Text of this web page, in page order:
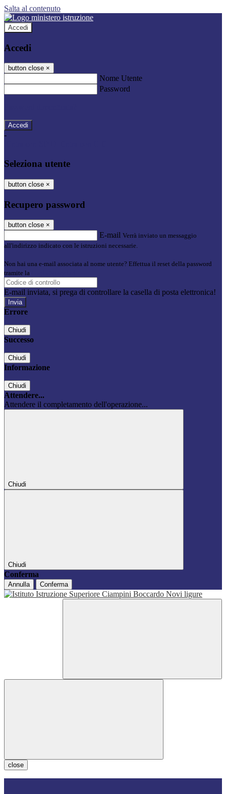
Salta al contenuto
Accedi
Accedi
button close ×
Nome Utente
Password
-
Seleziona utente
button close ×
Recupero password
button close ×
E-mail Verrà inviato un messaggio
all'indirizzo indicato con le istruzioni necessarie.
Non hai una e-mail associata al nome utente? Effettua il reset della password
tramite la
E-mail inviata, si prega di controllare la casella di posta elettronica!
Errore
Chiudi
Successo
Chiudi
Informazione
Chiudi
Attendere...
Attendere il completamento dell'operazione...
Chiudi
Chiudi
Conferma
Annulla Conferma
close